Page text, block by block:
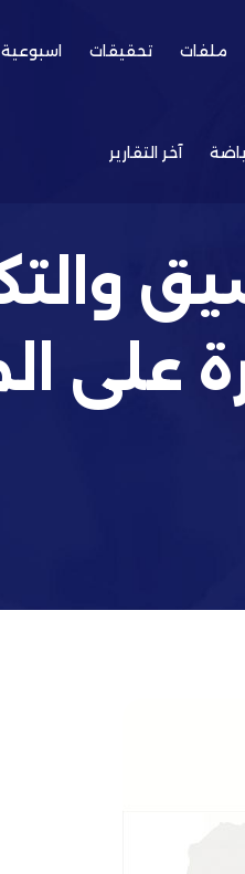
ملفات تحقيقات اسبوعية
آخر التقارير
على